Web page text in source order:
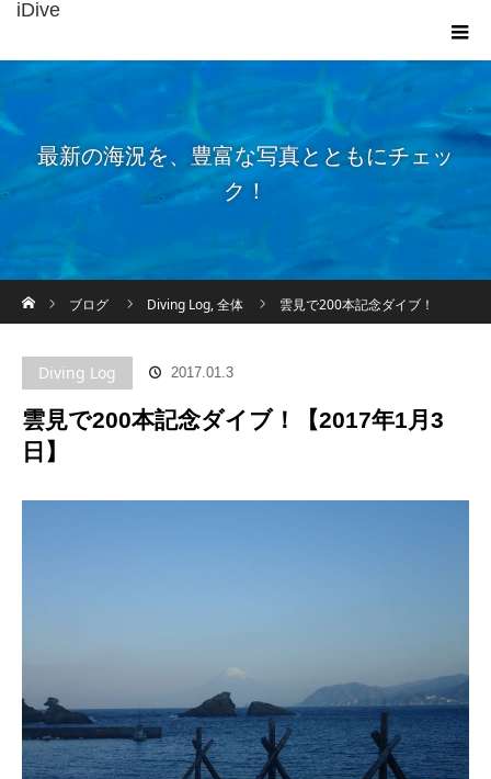
iDive
最新の海況を、豊富な写真とともにチェッ
ク！
ブログ
Diving Log,全体 雲見で200本記念ダイブ！
Diving Log 2017.01.3
雲見で200本記念ダイブ！【2017年1月3
日】